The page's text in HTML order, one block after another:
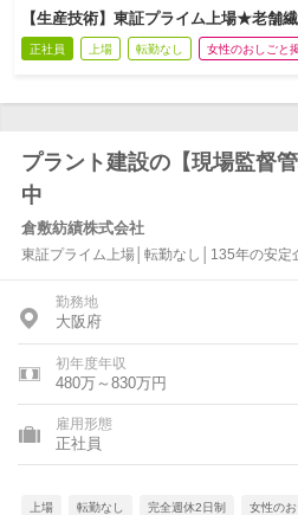
【生産技術】東証プライム上場★老舗
正社員 上場 転勤なし 女性のおしごと
プラント建設の【現場監督
中
倉敷紡績株式会社
東証プライム上場│転勤なし│135年の安定
勤務地
大阪府
初年度年収
480万～830万円
雇用形態
正社員
上場 転勤なし 完全週休2日制 女性の